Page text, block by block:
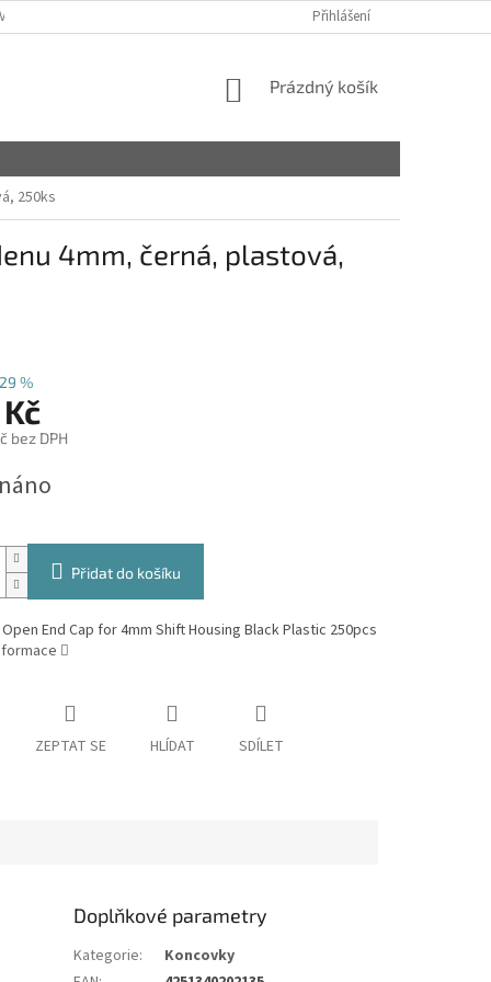
Přihlášení
NÁKUPNÍ
Prázdný košík
250ks
4mm, černá, plastová,
%
bez DPH
Přidat do košíku
End Cap for 4mm Shift Housing Black Plastic 250pcs
ZEPTAT SE HLÍDAT SDÍLET
Doplňkové parametry
Kategorie:
Koncovky